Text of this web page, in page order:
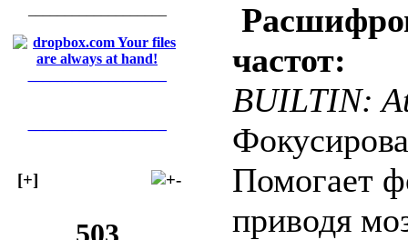
[+]
частот:
BUILTIN:
Помогает
приводя